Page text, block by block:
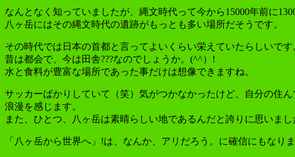
なんとなく知っていましたが、縄文時代って今から15000年前に
八ヶ岳にはその縄文時代の遺跡がもっとも多い場所だそうです。
その時代では日本の首都と言ってよいくらい栄えていたらしいです
昔は都会で、今は田舎???なのでしょうか。(^^）!
水と食料が豊富な場所であった事だけは想像できますね。
サッカーばかりしていて（笑）気がつかなかったけど、自分の住
浪漫を感じます。
また、ひとつ、八ヶ岳は素晴らしい地であるんだと誇りに思いまし
「八ヶ岳から世界へ」!は、なんか、アリだろう。に確信にもなり